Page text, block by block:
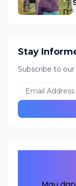
Stay
Subscribe to